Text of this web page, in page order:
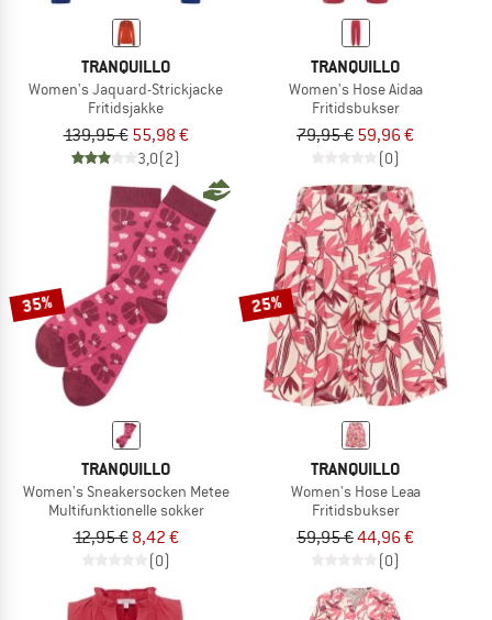
TRANQUILLO
Women's Jaquard-Strickjacke
Fritidsjakke
139,95 € 55,98 €
3,0(2)
TRANQUILLO
Women's Hose Aidaa
Fritidsbukser
79,95 € 59,96 €
(0)
35%
TRANQUILLO
Women's Sneakersocken Metee
Multifunktionelle sokker
12,95 € 8,42 €
(0)
25%
TRANQUILLO
Women's Hose Leaa
Fritidsbukser
59,95 €44,96 €
(0)